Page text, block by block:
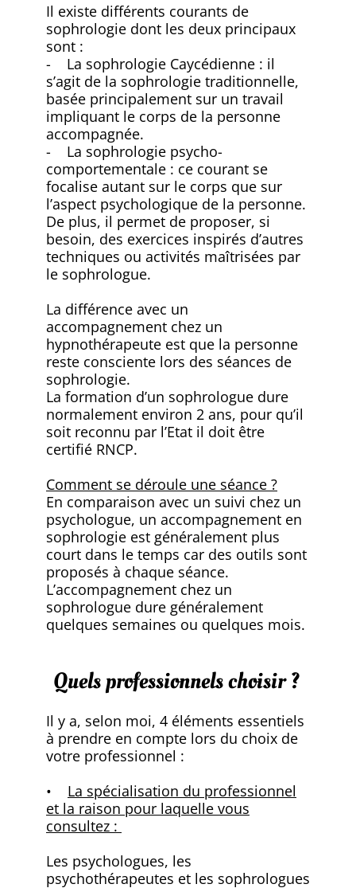
Il existe différents courants de
sophrologie dont les deux principaux
sont :
- La sophrologie Caycédienne : il
s’agit de la sophrologie traditionnelle,
basée principalement sur un travail
impliquant le corps de la personne
accompagnée.
- La sophrologie psycho-
comportementale : ce courant se
focalise autant sur le corps que sur
l’aspect psychologique de la personne.
De plus, il permet de proposer, si
besoin, des exercices inspirés d’autres
techniques ou activités maîtrisées par
le sophrologue.
La différence avec un
accompagnement chez un
hypnothérapeute est que la personne
reste consciente lors des séances de
sophrologie.
La formation d’un sophrologue dure
normalement environ 2 ans, pour qu’il
soit reconnu par l’Etat il doit être
certifié RNCP.
Comment se déroule une séance ?
En comparaison avec un suivi chez un
psychologue, un accompagnement en
sophrologie est généralement plus
court dans le temps car des outils sont
proposés à chaque séance.
L’accompagnement chez un
sophrologue dure généralement
quelques semaines ou quelques mois.
Quels professionnels choisir ?
Il y a, selon moi, 4 éléments essentiels
à prendre en compte lors du choix de
votre professionnel :
• La spécialisation du professionnel
et la raison pour laquelle vous
consultez :
Les psychologues, les
psychothérapeutes et les sophrologues